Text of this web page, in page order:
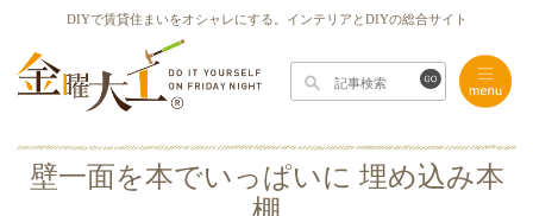
DIYで賃貸住まいをオシャレにする。インテリアとDIYの総合サイト
壁一面を本でいっぱいに 埋め込み本